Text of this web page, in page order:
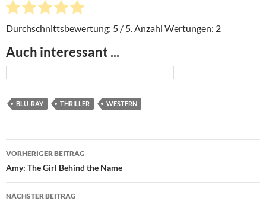
Durchschnittsbewertung: 5 / 5. Anzahl Wertungen: 2
Auch interessant ...
BLU-RAY THRILLER WESTERN
Beitragsnavigation
VORHERIGER BEITRAG
Amy: The Girl Behind the Name
NÄCHSTER BEITRAG